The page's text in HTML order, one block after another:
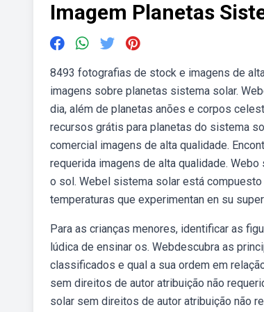
Imagem Planetas
8493 fotografias de stock e imagens de
imagens sobre planetas sistema solar.
dia, além de planetas anões e corpos
recursos grátis para planetas do sistema
comercial imagens de alta qualidade.
requerida imagens de alta qualidade.
o sol. Webel sistema solar está
temperaturas que experimentan en su
Para as crianças menores, identificar as
lúdica de ensinar os. Webdescubra as
classificados e qual a sua ordem em
sem direitos de autor atribuição não
solar sem direitos de autor atribuição não